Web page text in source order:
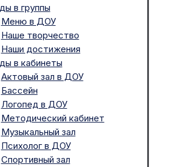
в группы
Меню в ДОУ
Наше творчество
Наши достижения
в кабинеты
Актовый зал в ДОУ
Бассейн
Логопед в ДОУ
Методический кабинет
Музыкальный зал
Психолог в ДОУ
Спортивный зал